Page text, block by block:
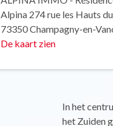
Alpina 274 rue les Hauts
73350 Champagny-en-
De kaart zien
In het
het Zuiden